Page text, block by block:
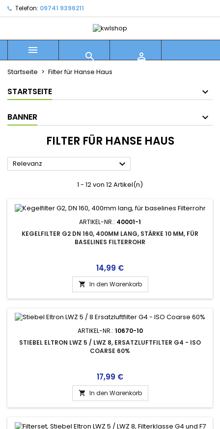
Telefon: 09741 9396211
  
Startseite Filter für Hanse Haus
STARTSEITE
BANNER
FILTER FÜR HANSE HAUS
Relevanz 
1 - 12 von 12 Artikel(n)
ARTIKEL-NR.: 40001-1
KEGELFILTER G2 DN 160, 400MM LANG, STÄRKE 10 MM, FÜR
BASELINES FILTERROHR
Preis
14,99 €
 In den Warenkorb
ARTIKEL-NR.: 10670-10
STIEBEL ELTRON LWZ 5 / LWZ 8, ERSATZLUFTFILTER G4 - ISO
COARSE 60%
Preis
17,99 €
 In den Warenkorb